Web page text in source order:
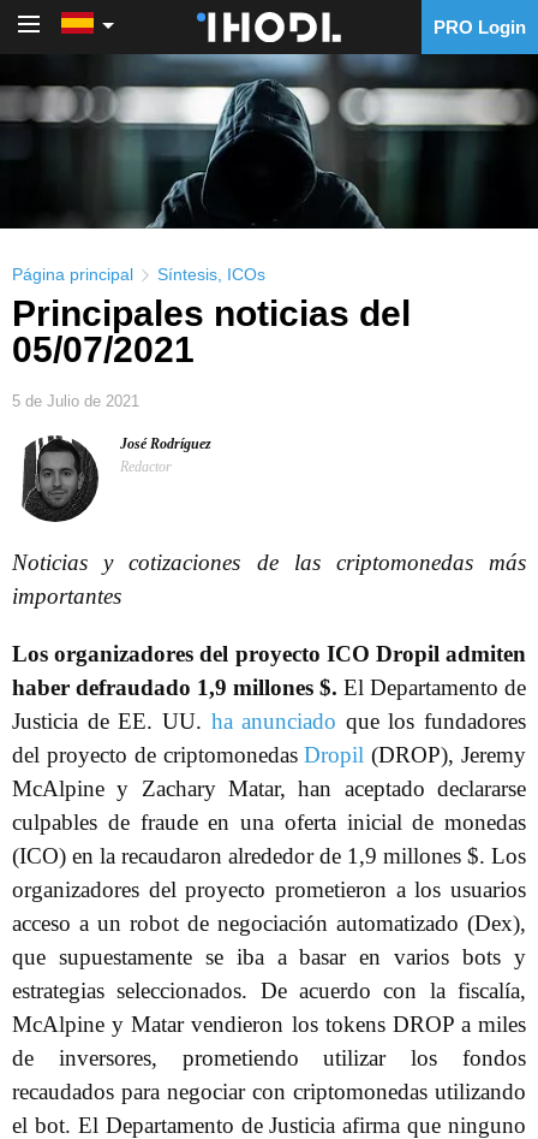
PRO Login
Página principal Síntesis ICOs
Principales noticias del
05/07/2021
5 de Julio de 2021
José Rodríguez
Redactor
Noticias y cotizaciones de las criptomonedas más
importantes
Los organizadores del proyecto ICO Dropil admiten
haber defraudado 1,9 millones $. El Departamento de
Justicia de EE. UU. ha anunciado que los fundadores
del proyecto de criptomonedasDropil (DROP), Jeremy
McAlpine y Zachary Matar, han aceptado declararse
culpables de fraude en una oferta inicial de monedas
(ICO) en la recaudaron alrededor de 1,9 millones $. Los
organizadores del proyecto prometieron a los usuarios
acceso a un robot de negociación automatizado (Dex),
que supuestamente se iba a basar en varios bots y
estrategias seleccionados. De acuerdo con la fiscalía,
McAlpine y Matar vendieron los tokens DROP a miles
de inversores, prometiendo utilizar los fondos
recaudados para negociar con criptomonedas utilizando
el bot. El Departamento de Justicia afirma que ninguno